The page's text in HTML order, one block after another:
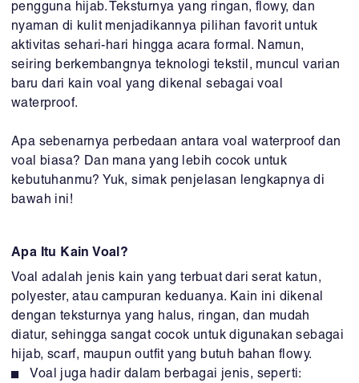
pengguna hijab. Teksturnya yang ringan, flowy, dan
nyaman di kulit menjadikannya pilihan favorit untuk
aktivitas sehari-hari hingga acara formal. Namun,
seiring berkembangnya teknologi tekstil, muncul varian
baru dari kain voal yang dikenal sebagai voal
waterproof.
Apa sebenarnya perbedaan antara voal waterproof dan
voal biasa? Dan mana yang lebih cocok untuk
kebutuhanmu? Yuk, simak penjelasan lengkapnya di
bawah ini!
Apa Itu Kain Voal?
Voal adalah jenis kain yang terbuat dari serat katun,
polyester, atau campuran keduanya. Kain ini dikenal
dengan teksturnya yang halus, ringan, dan mudah
diatur, sehingga sangat cocok untuk digunakan sebagai
hijab, scarf, maupun outfit yang butuh bahan flowy.
Voal juga hadir dalam berbagai jenis, seperti: